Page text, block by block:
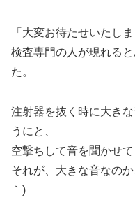
「大変お待たせいたし
検査専門の人が現れる
た。
注射器を抜く時に大き
うにと、
空撃ちして音を聞かせて
それが、大きな音なの
｀)